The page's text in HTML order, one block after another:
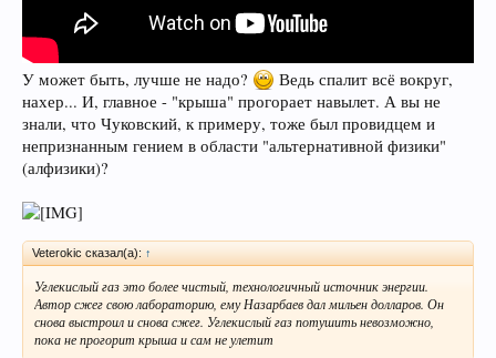
У может быть, лучше не надо?
Ведь спалит всё вокруг,
нахер... И, главное - "крыша" прогорает навылет. А вы не
знали, что Чуковский, к примеру, тоже был провидцем и
непризнанным гением в области "альтернативной физики"
(алфизики)?
Veterokic сказал(а): ↑
Углекислый газ это более чистый, технологичный источник энергии.
Автор сжег свою лабораторию, ему Назарбаев дал мильен долларов. Он
снова выстроил и снова сжег. Углекислый газ потушить невозможно,
пока не прогорит крыша и сам не улетит